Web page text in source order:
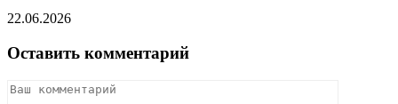
22.06.2026
Оставить комментарий